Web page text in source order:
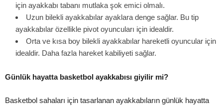
için ayakkabı tabanı mutlaka şok emici olmalı.
Uzun bilekli ayakkabılar ayaklara denge sağlar. Bu tip
ayakkabılar özellikle pivot oyuncuları için idealdir.
Orta ve kısa boy bilekli ayakkabılar hareketli oyuncular için
idealdir. Daha fazla hareket kabiliyeti sağlar.
Günlük hayatta basketbol ayakkabısı giyilir mi?
Basketbol sahaları için tasarlanan ayakkabıların günlük hayatta